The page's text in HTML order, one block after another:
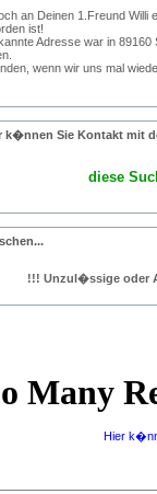
an Deinen 1.Freund Willi
ist!
Adresse war in
wenn wir uns mal
k�nnen Sie Kontakt mit
diese
!!! Unzul�ssige oder
Hier